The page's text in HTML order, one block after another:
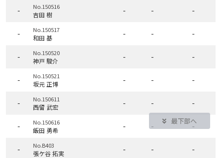
- No.150516
吉田 樹 - - -
- No.150517
和田 基 - - -
- No.150520
神戸 駿介 - - -
- No.150521
坂元 正博 - - -
- No.150611
西留 武宏 - - -
- No.150616
飯田 勇希 - - -
- No.B403
張ケ谷 拓実 - - -
最下部へ